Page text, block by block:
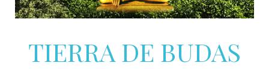
TIERRA DE BUDAS